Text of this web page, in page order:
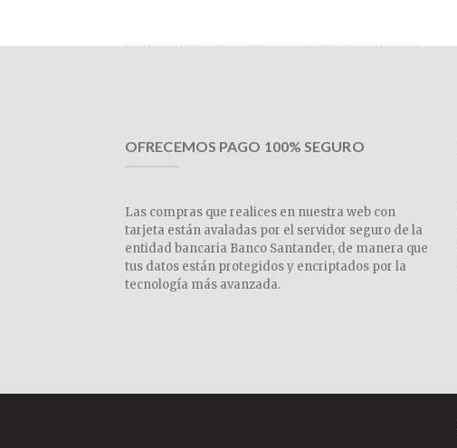
OFRECEMOS PAGO 100% SEGURO
Las compras que realices en nuestra web con
tarjeta están avaladas por el servidor seguro de la
entidad bancaria Banco Santander, de manera que
tus datos están protegidos y encriptados por la
tecnología más avanzada.